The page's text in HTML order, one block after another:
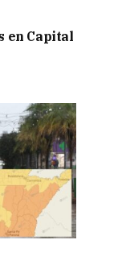
en Capital